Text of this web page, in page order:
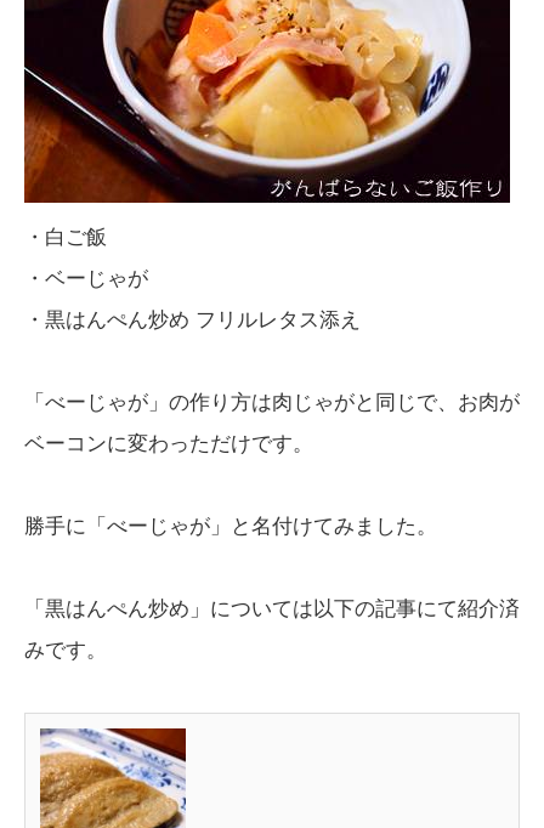
・白ご飯
・ベーじゃが
・黒はんぺん炒め フリルレタス添え
「べーじゃが」の作り方は肉じゃがと同じで、お肉が
ベーコンに変わっただけです。
勝手に「べーじゃが」と名付けてみました。
「黒はんぺん炒め」については以下の記事にて紹介済
みです。